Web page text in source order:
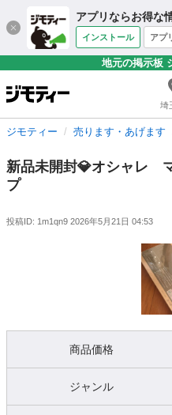
アプリならお得な
インストール アプ
地元の掲示板
埼
ジモティー 売ります・あげます
新品未開封💎オシャレ
プ
投稿ID: 1m1qn9 2026年5月21日 04:53
商品価格
ジャンル